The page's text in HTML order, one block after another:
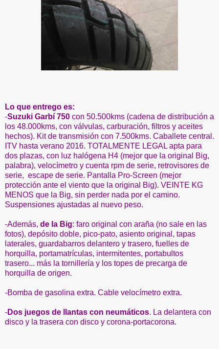
Lo que entrego es:
-Suzuki Garbí 750 con 50.500kms (cadena de distribución a
los 48.000kms, con válvulas, carburación, filtros y aceites
hechos). Kit de transmisión con 7.500kms. Caballete central.
ITV hasta verano 2016. TOTALMENTE LEGAL apta para
dos plazas, con luz halógena H4 (mejor que la original Big,
palabra), velocímetro y cuenta rpm de serie, retrovisores de
serie, escape de serie. Pantalla Pro-Screen (mejor
protección ante el viento que la original Big). VEINTE KG
MENOS que la Big, sin perder nada por el camino.
Suspensiones ajustadas al nuevo peso.
-Además, de la Big: faro original con araña (no sale en las
fotos), depósito doble, pico-pato, asiento original, tapas
laterales, guardabarros delantero y trasero, fuelles de
horquilla, portamatrículas, intermitentes, portabultos
trasero... más la tornillería y los topes de precarga de
horquilla de origen.
-Bomba de gasolina extra. Cable velocímetro extra.
-Dos juegos de llantas con neumáticos. La delantera con
disco y la trasera con disco y corona-portacorona.